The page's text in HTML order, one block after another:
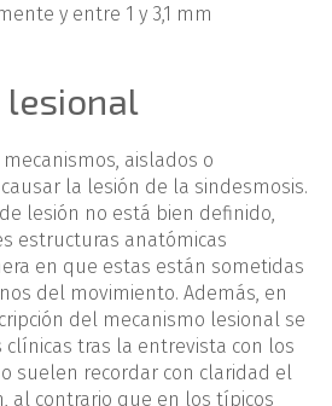
y entre 1 y 3,1 mm
lesional
aislados o
la lesión de la sindesmosis.
lesión no está bien definido,
estructuras anatómicas
en que estas están sometidas
del movimiento. Además, en
del mecanismo lesional se
clínicas tras la entrevista con los
suelen recordar con claridad el
al contrario que en los típicos